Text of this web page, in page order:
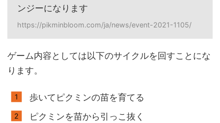
ンジーになります
https://pikminbloom.com/ja/news/event-2021-1105/
ゲーム内容としては以下のサイクルを回すことにな
ります。
歩いてピクミンの苗を育てる
ピクミンを苗から引っこ抜く